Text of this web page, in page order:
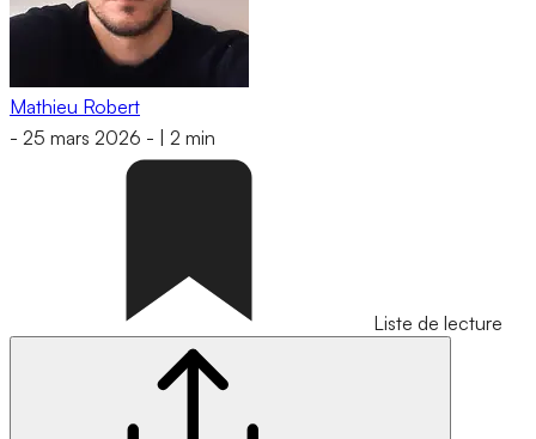
Mathieu Robert
- 25 mars 2026 - 2 min
Liste de lecture